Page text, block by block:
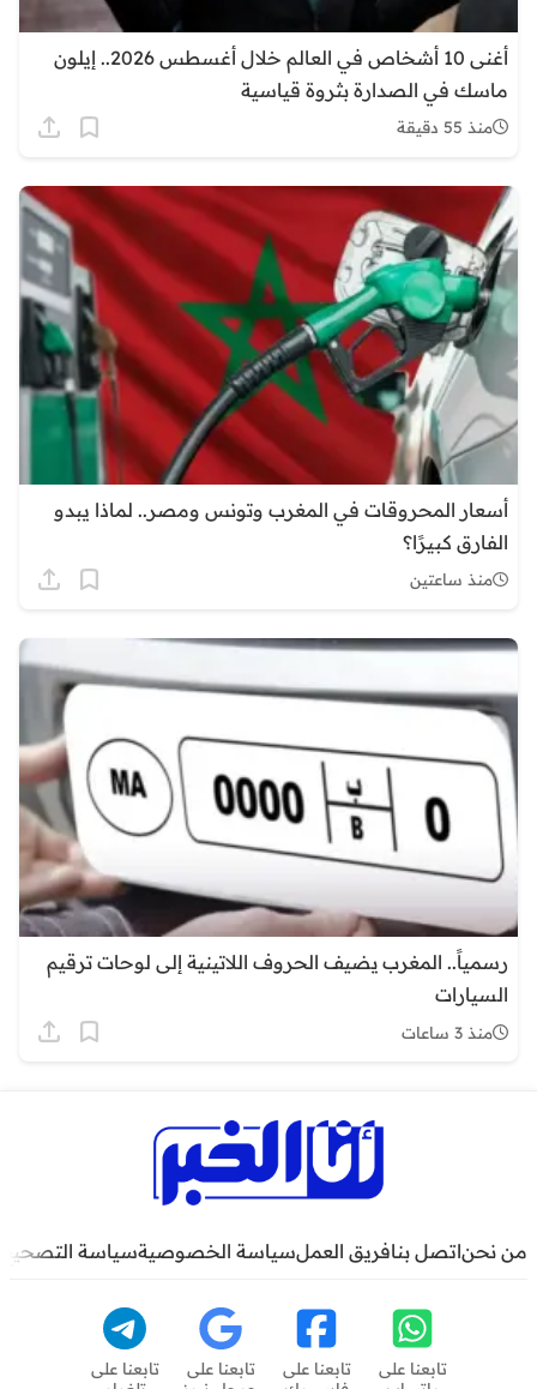
أغنى 10 أشخاص في العالم خلال أغسطس 2026.. إيلون
ماسك في الصدارة بثروة قياسية
منذ 55 دقيقة
أسعار المحروقات في المغرب وتونس ومصر.. لماذا يبدو
الفارق كبيرًا؟
منذ ساعتين
رسمياً.. المغرب يضيف الحروف اللاتينية إلى لوحات ترقيم
السيارات
منذ 3 ساعات
من نحناتصل بنافريق العملسياسة الخصوصيةسياسة التصحيح
تابعنا على
تابعنا على
تابعنا على
تابعنا على